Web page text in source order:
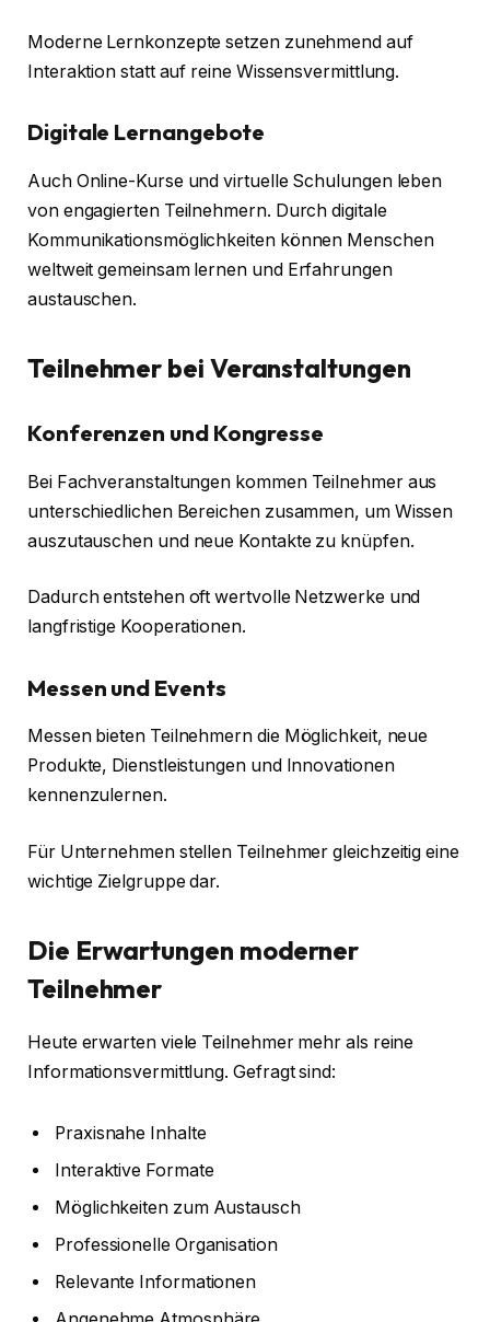
Moderne Lernkonzepte setzen zunehmend auf
Interaktion statt auf reine Wissensvermittlung.
Digitale Lernangebote
Auch Online-Kurse und virtuelle Schulungen leben
von engagierten Teilnehmern. Durch digitale
Kommunikationsmöglichkeiten können Menschen
weltweit gemeinsam lernen und Erfahrungen
austauschen.
Teilnehmer bei Veranstaltungen
Konferenzen und Kongresse
Bei Fachveranstaltungen kommen Teilnehmer aus
unterschiedlichen Bereichen zusammen, um Wissen
auszutauschen und neue Kontakte zu knüpfen.
Dadurch entstehen oft wertvolle Netzwerke und
langfristige Kooperationen.
Messen und Events
Messen bieten Teilnehmern die Möglichkeit, neue
Produkte, Dienstleistungen und Innovationen
kennenzulernen.
Für Unternehmen stellen Teilnehmer gleichzeitig eine
wichtige Zielgruppe dar.
Die Erwartungen moderner
Teilnehmer
Heute erwarten viele Teilnehmer mehr als reine
Informationsvermittlung. Gefragt sind:
Praxisnahe Inhalte
Interaktive Formate
Möglichkeiten zum Austausch
Professionelle Organisation
Relevante Informationen